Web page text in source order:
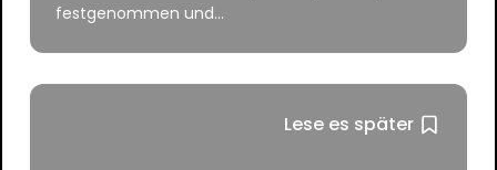
festgenommen und...
Lese es später